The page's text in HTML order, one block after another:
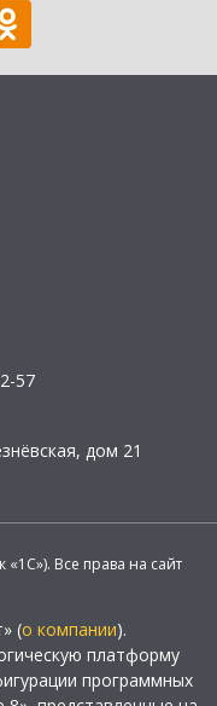
57
дом 21
Все права на сайт
(о компании).
платформу
программных